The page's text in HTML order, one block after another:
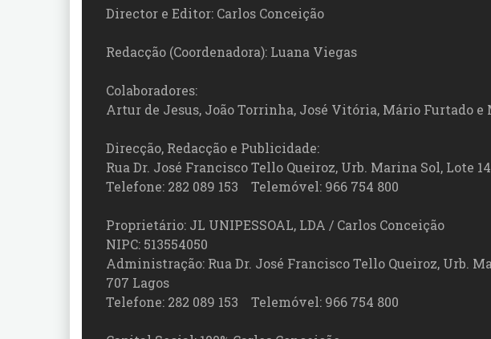
Director e Editor: Carlos Conceição
Redacção (Coordenadora): Luana Viegas
Colaboradores:
Artur de Jesus, João Torrinha, José Vitória, Mário Furtado e
Direcção, Redacção e Publicidade:
Rua Dr. José Francisco Tello Queiroz, Urb. Marina Sol, Lote
Telefone: 282 089 153 Telemóvel: 966 754 800
Proprietário: JL UNIPESSOAL, LDA / Carlos Conceição
NIPC: 513554050
Administração: Rua Dr. José Francisco Tello Queiroz, Urb.
707 Lagos
Telefone: 282 089 153 Telemóvel: 966 754 800